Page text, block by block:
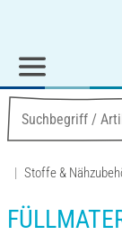
Stoffe &